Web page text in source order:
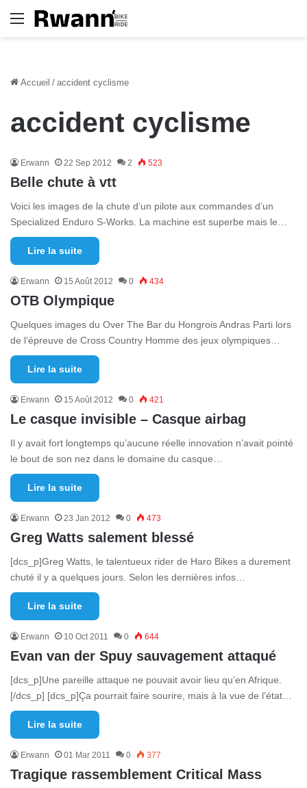
Menu
Accueil / accident cyclisme
accident cyclisme
Erwann 22 Sep 2012 2 523
Belle chute à vtt
Voici les images de la chute d’un pilote aux commandes d’un
Specialized Enduro S-Works. La machine est superbe mais le…
Lire la suite
Erwann 15 Août 2012 0 434
OTB Olympique
Quelques images du Over The Bar du Hongrois Andras Parti lors
de l’épreuve de Cross Country Homme des jeux olympiques…
Lire la suite
Erwann 15 Août 2012 0 421
Le casque invisible – Casque airbag
Il y avait fort longtemps qu’aucune réelle innovation n’avait pointé
le bout de son nez dans le domaine du casque…
Lire la suite
Erwann 23 Jan 2012 0 473
Greg Watts salement blessé
[dcs_p]Greg Watts, le talentueux rider de Haro Bikes a durement
chuté il y a quelques jours. Selon les dernières infos…
Lire la suite
Erwann 10 Oct 2011 0 644
Evan van der Spuy sauvagement attaqué
[dcs_p]Une pareille attaque ne pouvait avoir lieu qu’en Afrique.
[/dcs_p] [dcs_p]Ça pourrait faire sourire, mais à la vue de l’état…
Lire la suite
Erwann 01 Mar 2011 0 377
Tragique rassemblement Critical Mass